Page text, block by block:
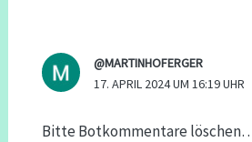
@MARTINHOFERGER
17. APRIL 2024 UM 16:19 UHR
Bitte Botkommentare